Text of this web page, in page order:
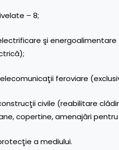
– 8;
şi
feroviare
civile (reabilitare
copertine, amenajări
a mediului.